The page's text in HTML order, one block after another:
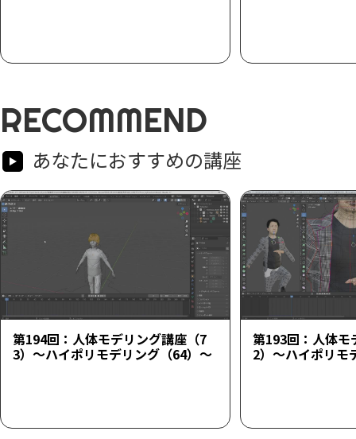
RECOMMEND
あなたにおすすめの講座
第194回：人体モデリング講座（7
3）～ハイポリモデリング（64）～
第193回：人体モ
2）～ハイポリモ